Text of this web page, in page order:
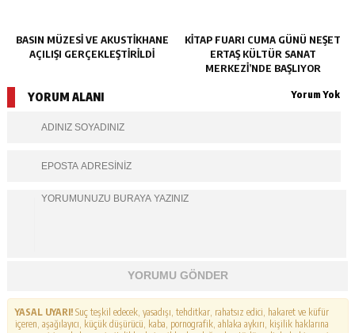
BASIN MÜZESİ VE AKUSTİKHANE
AÇILIŞI GERÇEKLEŞTİRİLDİ
KİTAP FUARI CUMA GÜNÜ NEŞET
ERTAŞ KÜLTÜR SANAT
MERKEZİ’NDE BAŞLIYOR
YORUM ALANI Yorum Yok
YORUMU GÖNDER
YASAL UYARI!Suç teşkil edecek, yasadışı, tehditkar, rahatsız edici, hakaret ve küfür
içeren, aşağılayıcı, küçük düşürücü, kaba, pornografik, ahlaka aykırı, kişilik haklarına